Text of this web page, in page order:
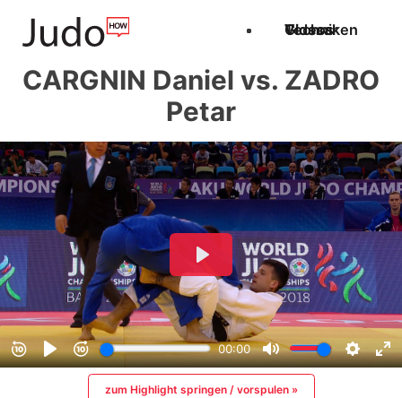
Techniken
Videos
Glossar
CARGNIN Daniel vs. ZADRO
Petar
zum Highlight springen / vorspulen »